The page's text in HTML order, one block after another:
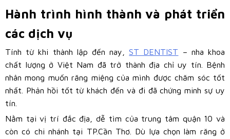
Hành trình hình thành và phát triển
các dịch vụ
Tính từ khi thành lập đến nay,ST DENTIST – nha khoa
chất lượng ở Việt Nam đã trở thành địa chỉ uy tín. Bệnh
nhân mong muốn răng miệng của mình được chăm sóc tốt
nhất. Phản hồi tốt từ khách đến và đi đã chứng minh sự uy
tín.
Nằm tại vị trí đắc địa, dễ tìm của trung tâm quận 10 và
còn có chi nhánh tại TP.Cần Thơ. Dù lựa chọn làm răng ở